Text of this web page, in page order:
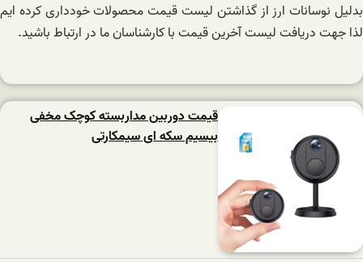
بدلیل نوسانات ارز از گذاشتن لیست قیمت محصولات خودداری کرده ایم
لذا جهت دریافت لیست آخرین قیمت با کارشناسان ما در ارتباط باشید.
قیمت دوربین مداربسته کوچک مخفی
بیسیم سکه ای سیمکارتی